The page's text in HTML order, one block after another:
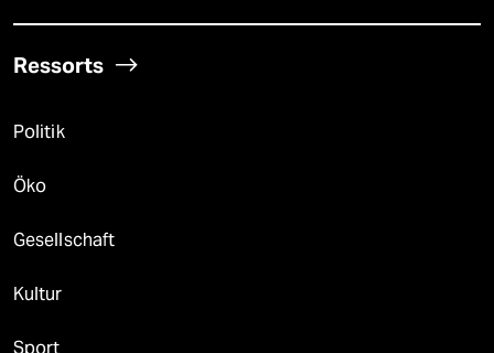
Ressorts
Politik
Öko
Gesellschaft
Kultur
Sport